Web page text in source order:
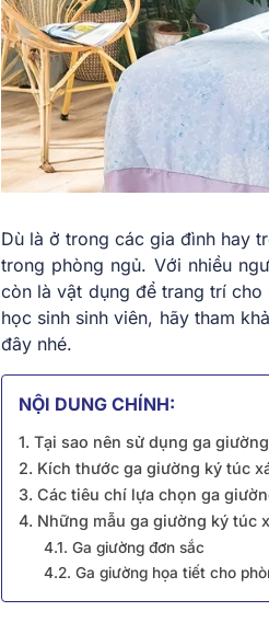
Dù là ở trong các gia đình hay
trong phòng ngủ. Với nhiều
còn là vật dụng để trang trí
học sinh sinh viên, hãy tham
đây nhé.
NỘI DUNG CHÍNH:
1. Tại sao nên sử dụng ga
2. Kích thước ga giường ký túc
3. Các tiêu chí lựa chọn ga
4. Những mẫu ga giường ký túc
4.1. Ga giường đơn sắc
4.2. Ga giường họa tiết cho